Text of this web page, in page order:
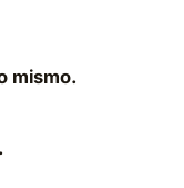
mismo.